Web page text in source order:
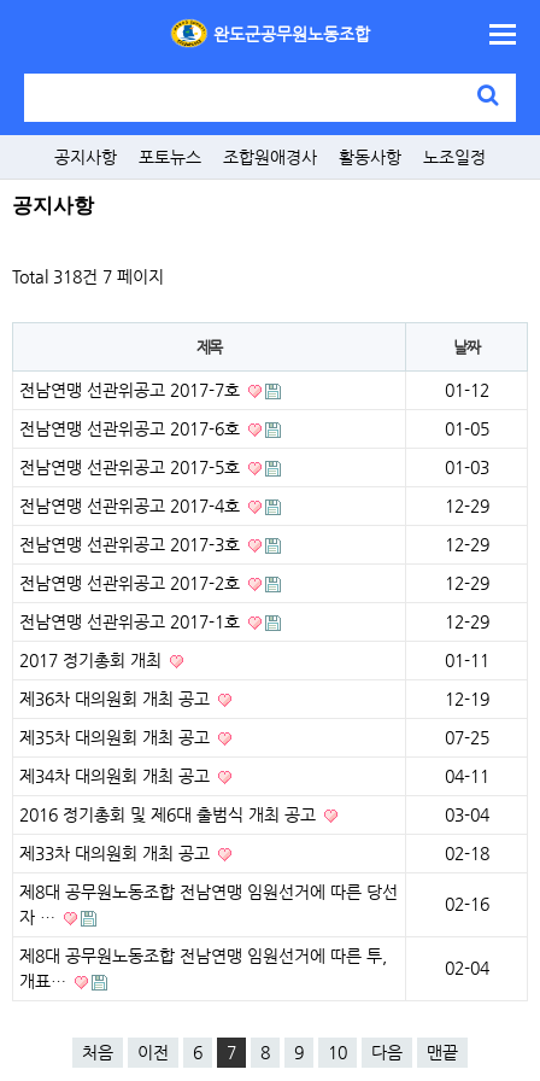
완도군공무원노동조합
공지사항 포토뉴스 조합원애경사 활동사항 노조일정
공지사항
Total 318건 7 페이지
제목 날짜
전남연맹 선관위공고 2017-7호
01-12
전남연맹 선관위공고 2017-6호
01-05
전남연맹 선관위공고 2017-5호
01-03
전남연맹 선관위공고 2017-4호
12-29
전남연맹 선관위공고 2017-3호
12-29
전남연맹 선관위공고 2017-2호
12-29
전남연맹 선관위공고 2017-1호
12-29
2017 정기총회 개최
01-11
제36차 대의원회 개최 공고
12-19
제35차 대의원회 개최 공고
07-25
제34차 대의원회 개최 공고
04-11
2016 정기총회 및 제6대 출범식 개최 공고
03-04
제33차 대의원회 개최 공고
02-18
제8대 공무원노동조합 전남연맹 임원선거에 따른 당선
자 …
02-16
제8대 공무원노동조합 전남연맹 임원선거에 따른 투,
개표…
02-04
처음 이전 6 7 8 9 10 다음 맨끝